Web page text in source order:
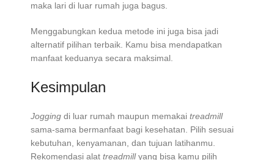
maka lari di luar rumah juga bagus.
Menggabungkan kedua metode ini juga bisa jadi
alternatif pilihan terbaik. Kamu bisa mendapatkan
manfaat keduanya secara maksimal.
Kesimpulan
Jogging di luar rumah maupun memakai treadmill
sama-sama bermanfaat bagi kesehatan. Pilih sesuai
kebutuhan, kenyamanan, dan tujuan latihanmu.
Rekomendasi alat treadmillyang bisa kamu pilih